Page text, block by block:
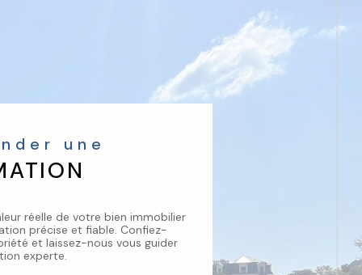
une
réelle de votre bien immobilier
précise et fiable. Confiez-
et laissez-nous vous guider
experte.